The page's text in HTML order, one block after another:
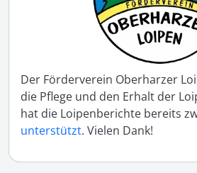
Der Förderverein Oberharzer
die Pflege und den Erhalt der
hat die Loipenberichte bereits
unterstützt. Vielen Dank!